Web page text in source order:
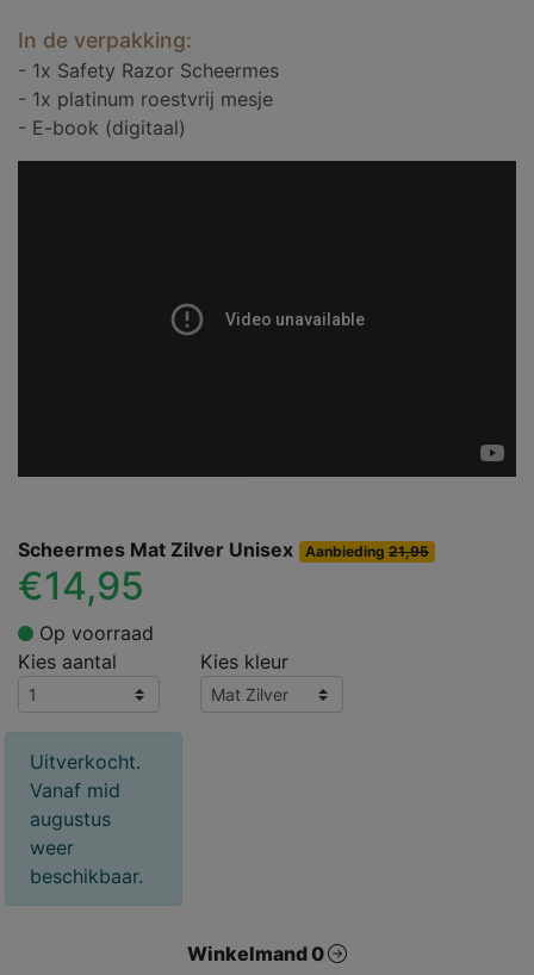
In de verpakking:
- 1x Safety Razor Scheermes
- 1x platinum roestvrij mesje
- E-book (digitaal)
Scheermes Mat Zilver Unisex Aanbieding 21,95
€14,95
Op voorraad
Kies aantal
Kies kleur
Uitverkocht.
Vanaf mid
augustus
weer
beschikbaar.
Winkelmand 0